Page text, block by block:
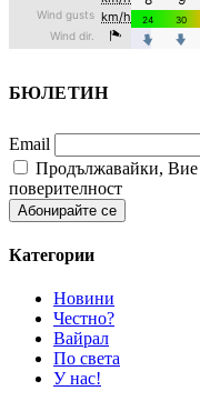
БЮЛЕТИН
Email
Продължавайки, Вие
поверителност
Категории
Новини
Честно?
Вайрал
По света
У нас!